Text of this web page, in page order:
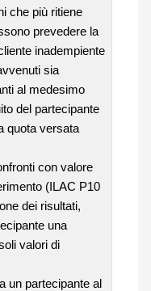
che più ritiene
prevedere la
inadempiente
sia
al medesimo
del partecipante
quota versata
con valore
(ILAC P10
dei risultati,
una
valori di
un partecipante al